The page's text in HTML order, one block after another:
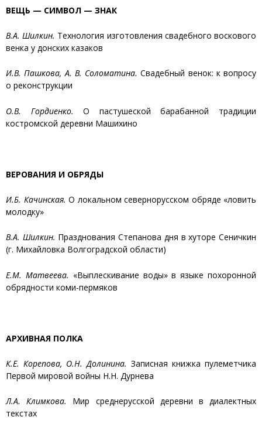
ВЕЩЬ — СИМВОЛ — ЗНАК
В.А. Шилкин. Технология изготовления свадебного воскового
венка у донских казаков
И.В. Пашкова, А. В. Соломатина. Свадебный венок: к вопросу
о реконструкции
О.В. Гордиенко. О пастушеской барабанной традиции
костромской деревни Машихино
ВЕРОВАНИЯ И ОБРЯДЫ
И.Б. Качинская. О локальном севернорусском обряде «ловить
молодку»
В.А. Шилкин. Празднования Степанова дня в хуторе Сеничкин
(г. Михайловка Волгоградской области)
Е.М. Матвеева. «Выплескивание воды» в языке похоронной
обрядности коми-пермяков
АРХИВНАЯ ПОЛКА
К.Е. Корепова, О.Н. Долинина. Записная книжка пулеметчика
Первой мировой войны Н.Н. Дурнева
Л.А. Климкова.
Мир среднерусской деревни в диалектных
текстах